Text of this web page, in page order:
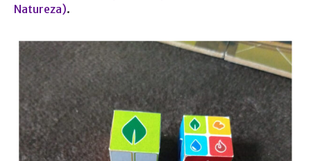
Natureza).